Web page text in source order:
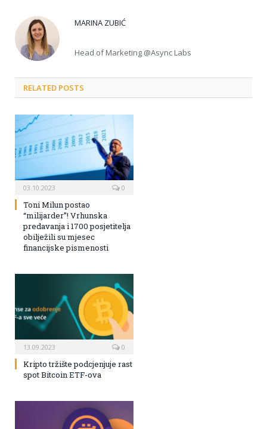
MARINA ZUBIĆ
Head of Marketing @Async Labs
RELATED POSTS
03.10.2023 0
Toni Milun postao
“milijarder”! Vrhunska
predavanja i 1700 posjetitelja
obilježili su mjesec
financijske pismenosti
13.09.2023 0
Kripto tržište podcjenjuje rast
spot Bitcoin ETF-ova